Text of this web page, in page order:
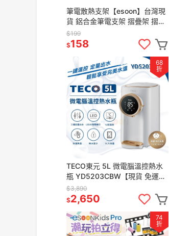
筆電散熱支架【esoon】台灣現
貨 鋁合金筆電支架 摺疊架 摺疊
筆電架 電腦架 散熱架 電腦散熱
器 折疊筆電架 手機支架
$199
$158
68
折
TECO東元 5L 微電腦溫控熱水
瓶 YD5203CBW【現貨 免運】
304 熱水壺 快煮壺 熱水瓶 定量
出水 宿舍必備
$3,890
$2,650
74
折